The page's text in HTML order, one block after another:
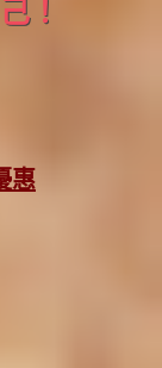
！
惠